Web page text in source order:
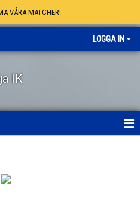
VÅRA MATCHER!
LOGGA IN
IK